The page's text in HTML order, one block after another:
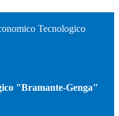
Tecnologico
"Bramante-Genga"